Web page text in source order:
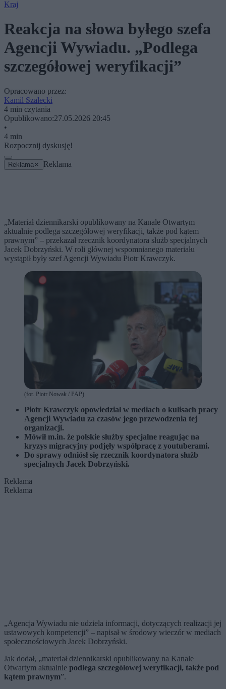
Kraj
Reakcja na słowa byłego szefa
Agencji Wywiadu. „Podlega
szczegółowej weryfikacji”
Opracowano przez:
Kamil Szałecki
4 min czytania
Opublikowano:27.05.2026 20:45
•
4 min
Rozpocznij dyskusję!
Reklama ✕ Reklama
„Materiał dziennikarski opublikowany na Kanale Otwartym
aktualnie podlega szczegółowej weryfikacji, także pod kątem
prawnym” – przekazał rzecznik koordynatora służb specjalnych
Jacek Dobrzyński. W roli głównej wspomnianego materiału
wystąpił były szef Agencji Wywiadu Piotr Krawczyk.
(fot. Piotr Nowak / PAP)
Piotr Krawczyk opowiedział w mediach o kulisach pracy
Agencji Wywiadu za czasów jego przewodzenia tej
organizacji.
Mówił m.in. że polskie służby specjalne reagując na
kryzys migracyjny podjęły współpracę z youtuberami.
Do sprawy odniósł się rzecznik koordynatora służb
specjalnych Jacek Dobrzyński.
Reklama
Reklama
„Agencja Wywiadu nie udziela informacji, dotyczących realizacji jej
ustawowych kompetencji” – napisał w środowy wieczór w mediach
społecznościowych Jacek Dobrzyński.
Jak dodał, „materiał dziennikarski opublikowany na Kanale
Otwartym aktualnie podlega szczegółowej weryfikacji, także pod
kątem prawnym”.